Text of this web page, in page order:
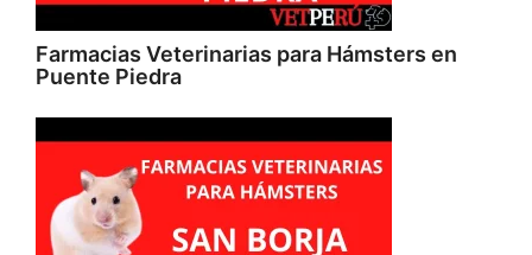
Farmacias Veterinarias para Hámsters en
Puente Piedra